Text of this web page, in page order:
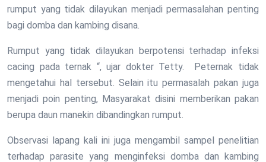
rumput yang tidak dilayukan menjadi permasalahan penting
bagi domba dan kambing disana.
Rumput yang tidak dilayukan berpotensi terhadap infeksi
cacing pada ternak “, ujar dokter Tetty. Peternak tidak
mengetahui hal tersebut. Selain itu permasalah pakan juga
menjadi poin penting, Masyarakat disini memberikan pakan
berupa daun manekin dibandingkan rumput.
Observasi lapang kali ini juga mengambil sampel penelitian
terhadap parasite yang menginfeksi domba dan kambing